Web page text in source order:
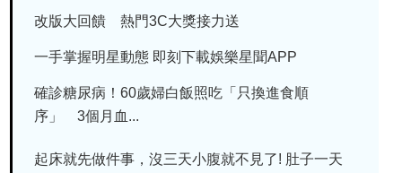
改版大回饋 熱門3C大獎接力送
一手掌握明星動態 即刻下載娛樂星聞APP
確診糖尿病！60歲婦白飯照吃「只換進食順
序」 3個月血...
起床就先做件事，沒三天小腹就不見了! 肚子一天